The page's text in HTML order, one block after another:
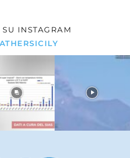
INSTAGRAM